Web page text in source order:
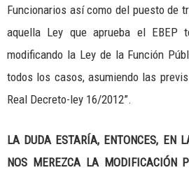
Funcionarios así como del puesto de
aquella Ley que aprueba el EBEP
modificando la Ley de la Función
todos los casos, asumiendo las
Real Decreto-ley 16/2012”.
LA DUDA ESTARÍA, ENTONCES, EN
NOS MEREZCA LA MODIFICACIÓN